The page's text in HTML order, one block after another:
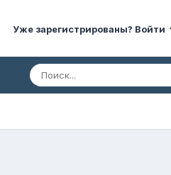
Уже зарегистрированы? Войти